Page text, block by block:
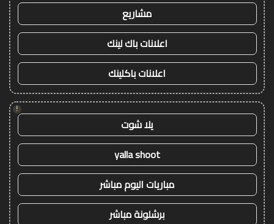
مشاريع
اعلانات باك لينك
اعلانات باكلينك
!
يلا شوت
yalla shoot
مباريات اليوم مباشر
برشلونة مباشر